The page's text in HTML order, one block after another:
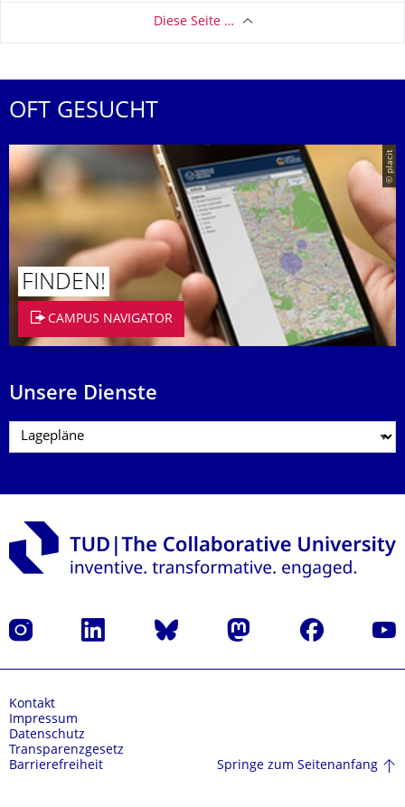
Diese Seite …
OFT GESUCHT
© placit
FINDEN!
CAMPUS NAVIGATOR
Unsere Dienste
Instagram LinkedIn Bluesky Mastodon Facebook
Kontakt
Impressum
Datenschutz
Transparenzgesetz
Barrierefreiheit
Springe zum Seitenanfang